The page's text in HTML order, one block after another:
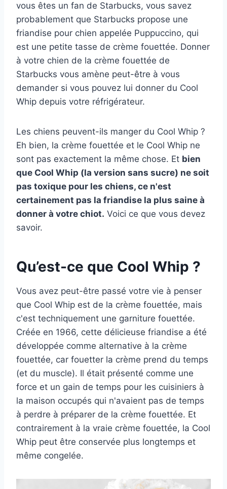
vous êtes un fan de Starbucks, vous savez
probablement que Starbucks propose une
friandise pour chien appelée Puppuccino, qui
est une petite tasse de crème fouettée. Donner
à votre chien de la crème fouettée de
Starbucks vous amène peut-être à vous
demander si vous pouvez lui donner du Cool
Whip depuis votre réfrigérateur.
Les chiens peuvent-ils manger du Cool Whip ?
Eh bien, la crème fouettée et le Cool Whip ne
sont pas exactement la même chose. Et bien
que Cool Whip (la version sans sucre) ne soit
pas toxique pour les chiens, ce n'est
certainement pas la friandise la plus saine à
donner à votre chiot. Voici ce que vous devez
savoir.
Qu’est-ce que Cool Whip ?
Vous avez peut-être passé votre vie à penser
que Cool Whip est de la crème fouettée, mais
c'est techniquement une garniture fouettée.
Créée en 1966, cette délicieuse friandise a été
développée comme alternative à la crème
fouettée, car fouetter la crème prend du temps
(et du muscle). Il était présenté comme une
force et un gain de temps pour les cuisiniers à
la maison occupés qui n'avaient pas de temps
à perdre à préparer de la crème fouettée. Et
contrairement à la vraie crème fouettée, la Cool
Whip peut être conservée plus longtemps et
même congelée.